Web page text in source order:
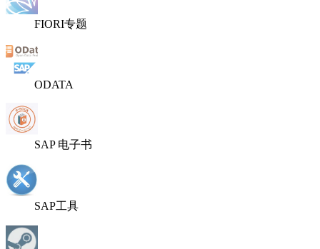
FIORI专题
ODATA
SAP 电子书
SAP工具